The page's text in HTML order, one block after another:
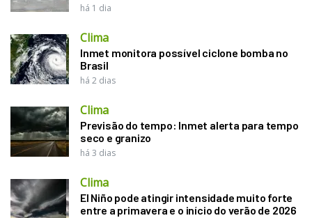
há 1 dia
Clima
Inmet monitora possível ciclone bomba no
Brasil
há 2 dias
Clima
Previsão do tempo: Inmet alerta para tempo
seco e granizo
há 3 dias
Clima
El Niño pode atingir intensidade muito forte
entre a primavera e o início do verão de 2026